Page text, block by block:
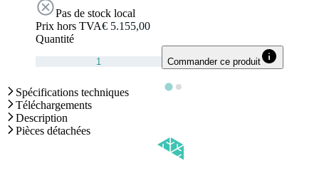
Pas de stock local
Prix hors TVA€ 5.155,00
Quantité
Commander ce produit
Spécifications techniques
Téléchargements
Description
Pièces détachées